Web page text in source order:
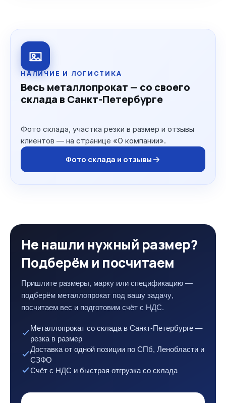
НАЛИЧИЕ И ЛОГИСТИКА
Весь металлопрокат — со своего
склада в Санкт-Петербурге
Фото склада, участка резки в размер и отзывы
клиентов — на странице «О компании».
Фото склада и отзывы
Не нашли нужный размер?
Подберём и посчитаем
Пришлите размеры, марку или спецификацию —
подберём металлопрокат под вашу задачу,
посчитаем вес и подготовим счёт с НДС.
Металлопрокат со склада в Санкт-Петербурге —
резка в размер
Доставка от одной позиции по СПб, Ленобласти и
СЗФО
Счёт с НДС и быстрая отгрузка со склада